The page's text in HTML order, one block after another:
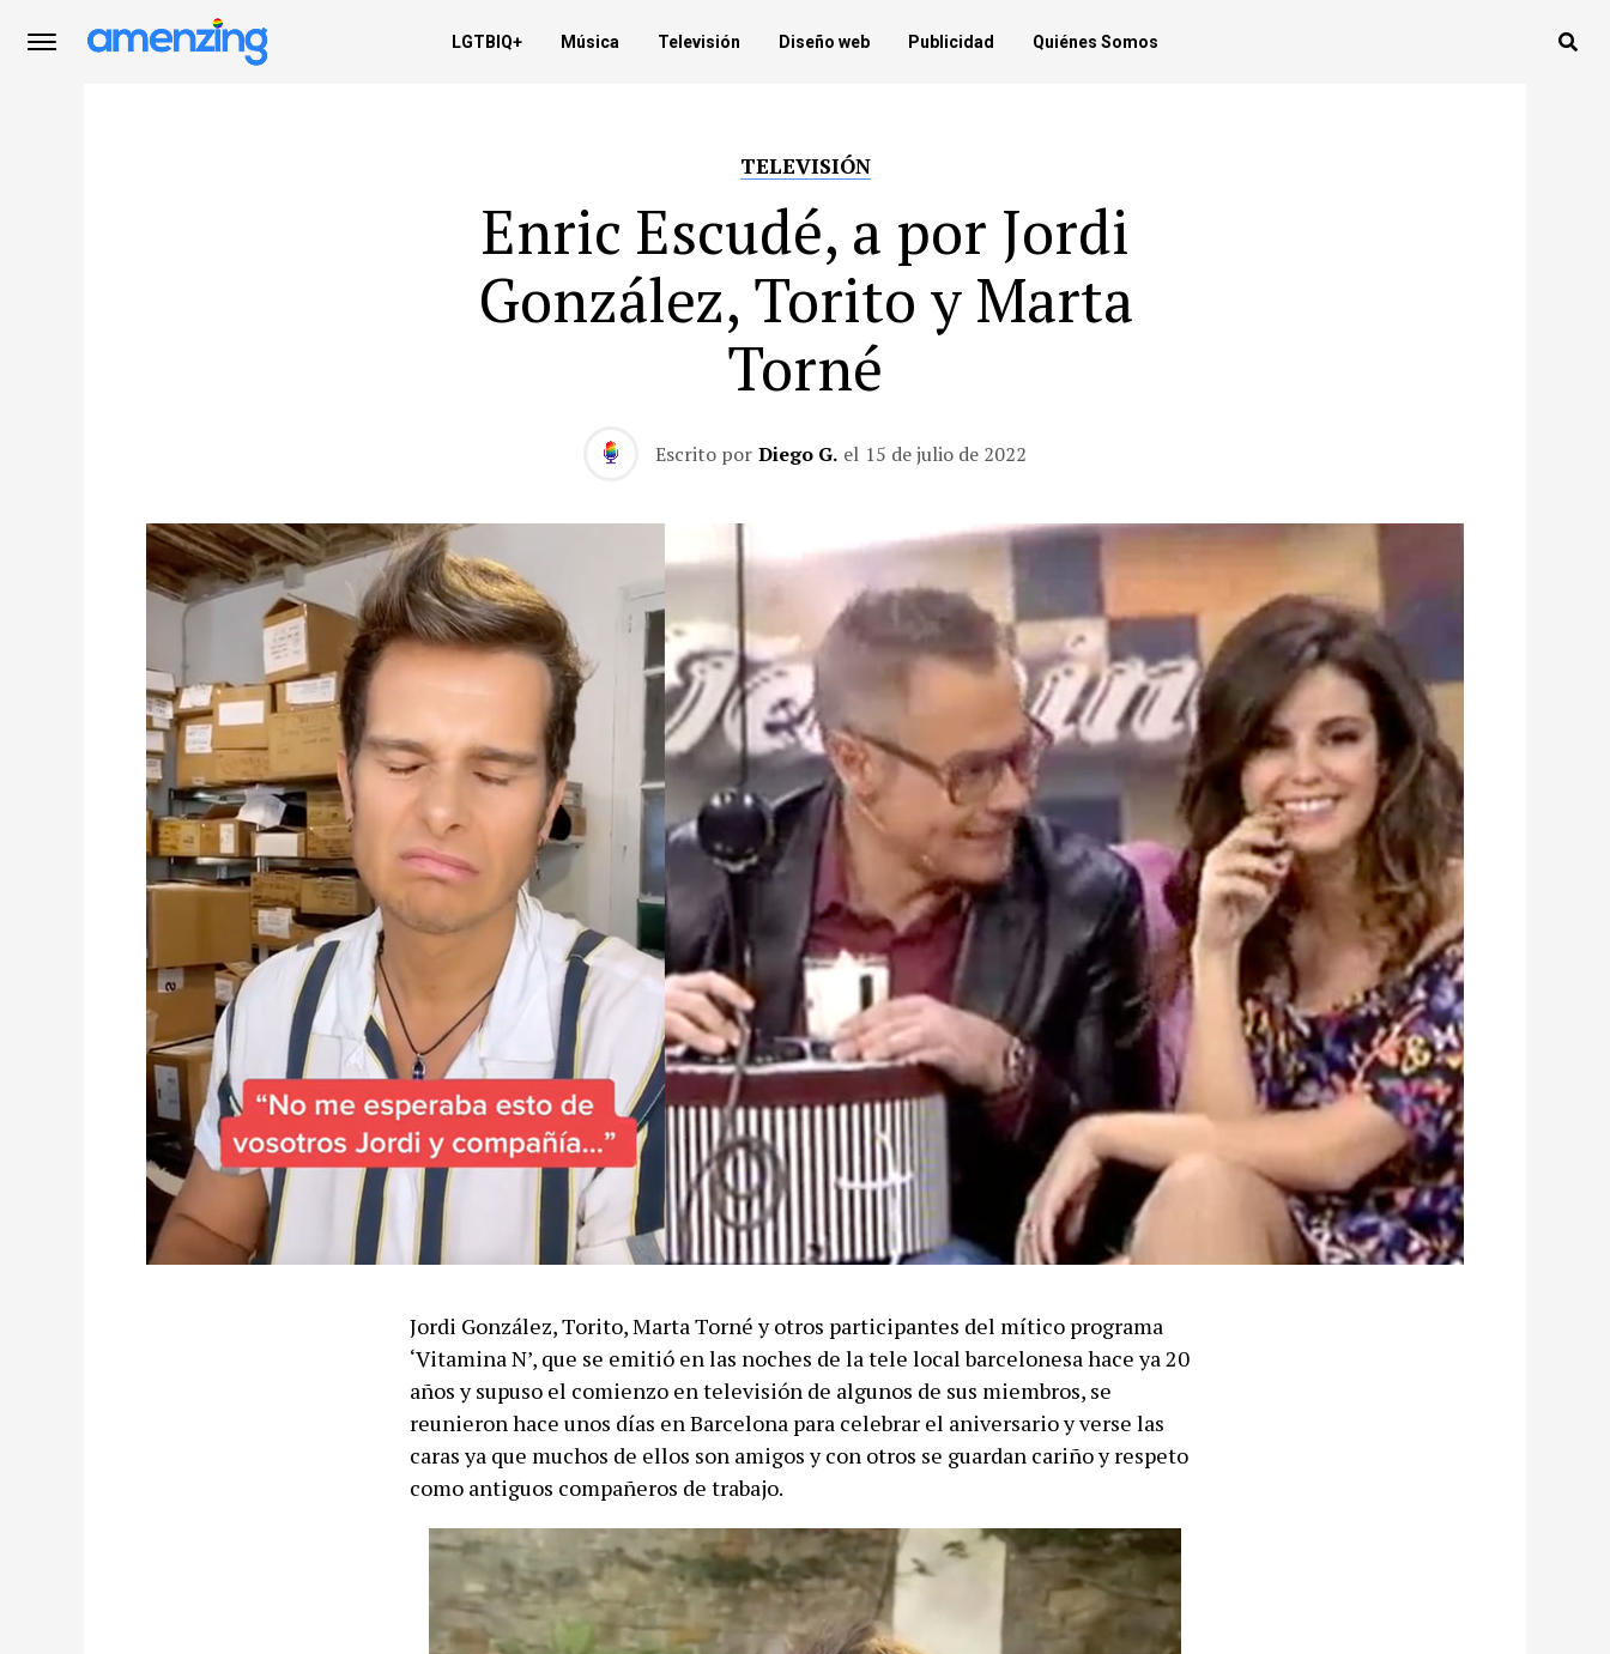
LGTBIQ+ Música Televisión Diseño web Publicidad Quiénes Somos
TELEVISIÓN
Enric Escudé, a por Jordi
González, Torito y Marta
Torné
Escrito por Diego G. el 15 de julio de 2022
Jordi González, Torito, Marta Torné y otros participantes del mítico programa
‘Vitamina N’, que se emitió en las noches de la tele local barcelonesa hace ya 20
años y supuso el comienzo en televisión de algunos de sus miembros, se
reunieron hace unos días en Barcelona para celebrar el aniversario y verse las
caras ya que muchos de ellos son amigos y con otros se guardan cariño y respeto
como antiguos compañeros de trabajo.